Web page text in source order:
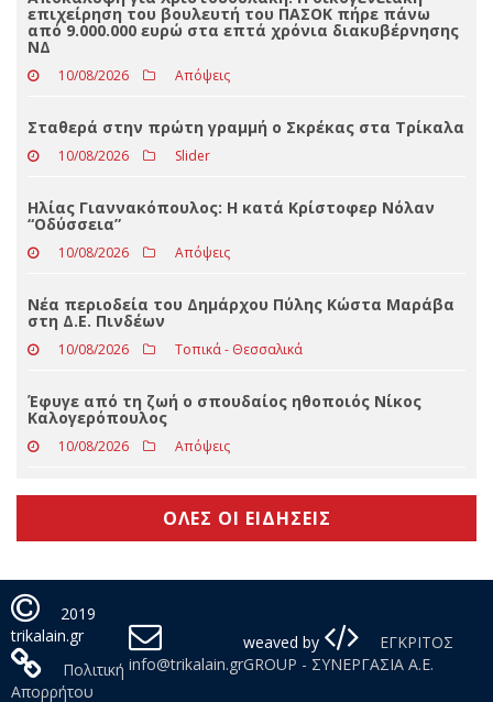
ΤΕΛΕΥΤΑΊΑ ΝΈΑ
από 9.000.000 ευρώ στα επτά χρόνια διακυβέρνησης
ΝΔ
Σταθερά στην πρώτη γραμμή ο Σκρέκας στα Τρίκαλα
10/08/2026 Slider
Ηλίας Γιαννακόπουλος: Η κατά Κρίστοφερ Νόλαν
“Oδύσσεια”
10/08/2026 Απόψεις
Νέα περιοδεία του Δημάρχου Πύλης Κώστα Μαράβα
στη Δ.Ε. Πινδέων
10/08/2026 Τοπικά - Θεσσαλικά
Έφυγε από τη ζωή ο σπουδαίος ηθοποιός Νίκος
Καλογερόπουλος
10/08/2026 Απόψεις